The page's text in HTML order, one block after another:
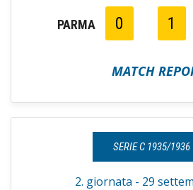
PARMA 0 1
MATCH
SERIE C 1935/1936
2. giornata - 29